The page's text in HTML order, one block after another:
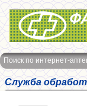
Интернет-аптека
Поиск по интернет-
Служба